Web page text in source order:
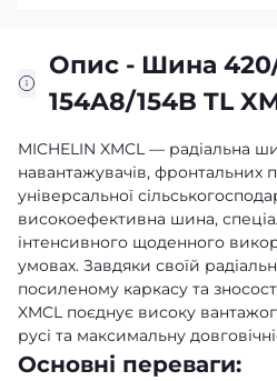
Опис - Шина
154A8/154B TL
MICHELIN XMCL — радіальна
навантажувачів, фронтальних
універсальної
високоефективна шина,
інтенсивного щоденного
умовах. Завдяки своїй
посиленому каркасу та
XMCL поєднує високу
русі та максимальну
Основні переваги: